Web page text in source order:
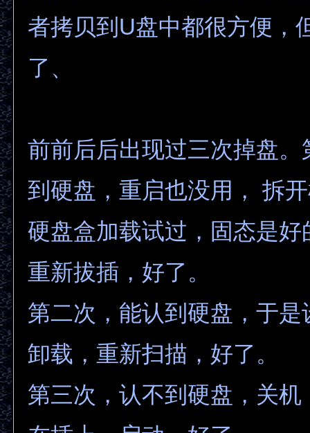
者拷贝到U盘中都很方便，
了、
前前后后出现过三次掉盘。
到硬盘，重启也没用， 拆
硬盘盒加载试过，固态是好
重新拔插，好了。
第二次，能认到硬盘，于是
卸载，重新扫描，好了。
第三次，认不到硬盘，关机